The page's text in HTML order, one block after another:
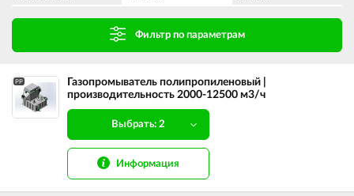
Фильтр по параметрам
PP
Газопромыватель полипропиленовый |
производительность 2000-12500 м3/ч
Выбрать: 2
Информация